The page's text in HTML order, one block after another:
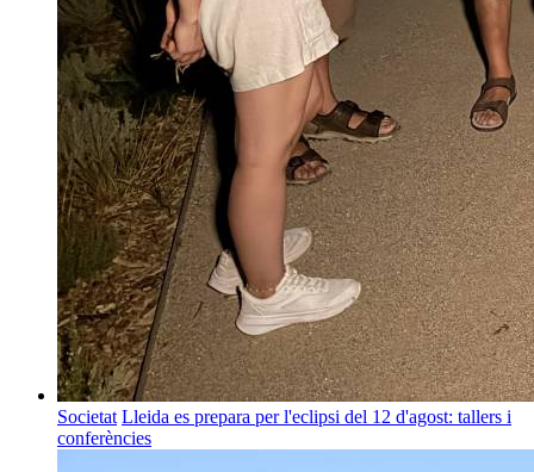
Societat Lleida es prepara per l'eclipsi del 12 d'agost: tallers i
conferències